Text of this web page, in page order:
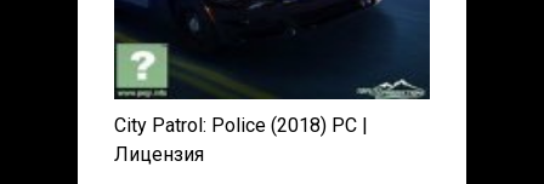
City Patrol: Police (2018) PC |
Лицензия